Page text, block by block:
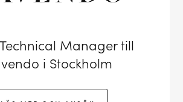
Manager till
i Stockholm